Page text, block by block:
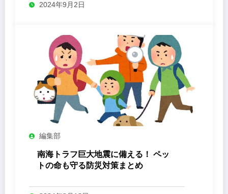
2024年9月2日
編集部
南海トラフ巨大地震に備える！ ペッ
トの命も守る防災対策まとめ